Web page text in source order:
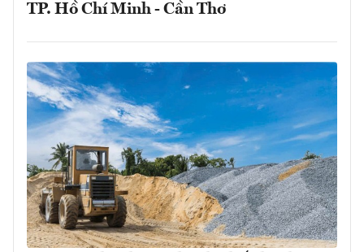
TP. Hồ Chí Minh - Cần Thơ